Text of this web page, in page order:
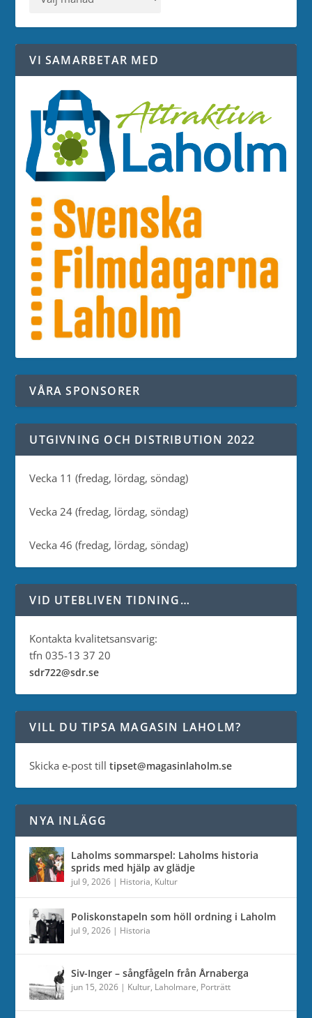
VI SAMARBETAR MED
VÅRA SPONSORER
UTGIVNING OCH DISTRIBUTION 2022
Vecka 11 (fredag, lördag, söndag)
Vecka 24 (fredag, lördag, söndag)
Vecka 46 (fredag, lördag, söndag)
VID UTEBLIVEN TIDNING…
Kontakta kvalitetsansvarig:
tfn 035-13 37 20
sdr722@sdr.se
VILL DU TIPSA MAGASIN LAHOLM?
Skicka e-post tilltipset@magasinlaholm.se
NYA INLÄGG
Laholms sommarspel: Laholms historia
sprids med hjälp av glädje
jul 9, 2026 | Historia, Kultur
Poliskonstapeln som höll ordning i Laholm
jul 9, 2026 | Historia
Siv-Inger – sångfågeln från Årnaberga
jun 15, 2026 | Kultur, Laholmare, Porträtt